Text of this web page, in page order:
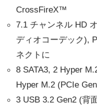
CrossFireX™
7.1 チャンネル HD
ディオコーデック),
ネクトに
8 SATA3, 2 Hyper
Hyper M.2 (PCIe
3 USB 3.2 Gen2 (背